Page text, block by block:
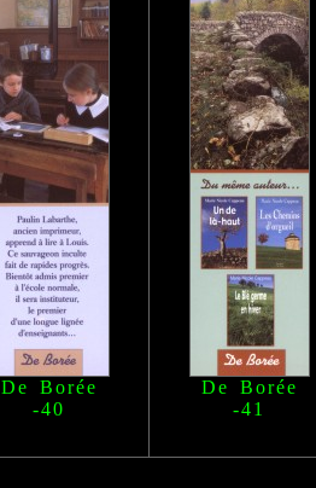
De Borée
-40
De Borée
-41